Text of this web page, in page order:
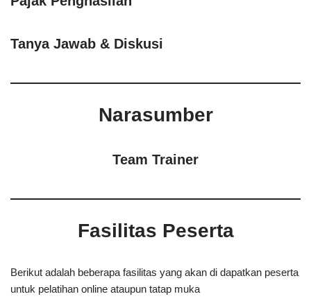
Tanya Jawab & Diskusi
Narasumber
Team Trainer
Fasilitas Peserta
Berikut adalah beberapa fasilitas yang akan di dapatkan peserta
untuk pelatihan online ataupun tatap muka